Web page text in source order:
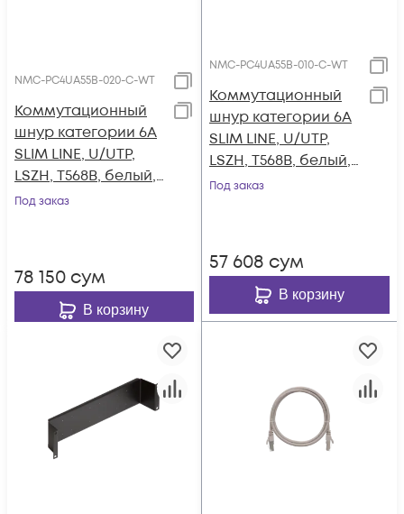
NMC-PC4UA55B-020-C-WT
Коммутационный
шнур категории 6A
SLIM LINE, U/UTP,
LSZH, T568B, белый,
2 м
Под заказ
78 150 сум
В корзину
NMC-PC4UA55B-010-C-WT
Коммутационный
шнур категории 6A
SLIM LINE, U/UTP,
LSZH, T568B, белый, 1
м
Под заказ
57 608 сум
В корзину